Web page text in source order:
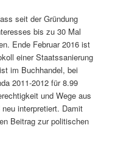
seit der Gründung
bis zu 30 Mal
Ende Februar 2016 ist
einer Staatssanierung
im Buchhandel, bei
2011-2012 für 8.99
und Wege aus
interpretiert. Damit
Beitrag zur politischen